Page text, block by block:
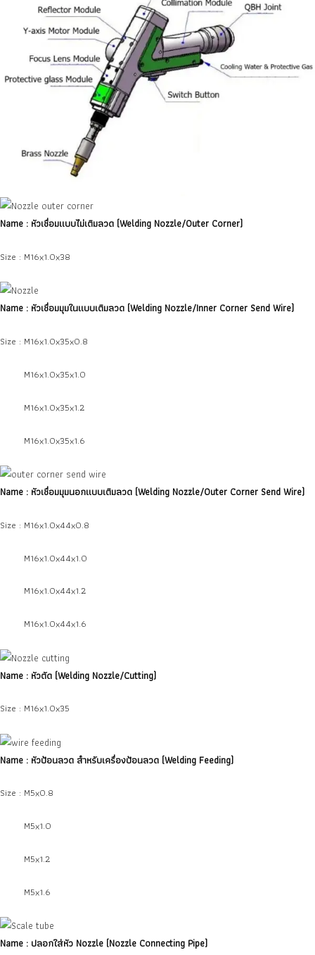
Name : หัวเชื่อมแบบไม่เติมลวด (Welding Nozzle/Outer Corner)
Size : M16x1.0x38
Name : หัวเชื่อมมุมในแบบเติมลวด (Welding Nozzle/Inner Corner Send Wire)
Size : M16x1.0x35x0.8
M16x1.0x35x1.0
M16x1.0x35x1.2
M16x1.0x35x1.6
Name : หัวเชื่อมมุมนอกแบบเติมลวด (Welding Nozzle/Outer Corner Send Wire)
Size : M16x1.0x44x0.8
M16x1.0x44x1.0
M16x1.0x44x1.2
M16x1.0x44x1.6
Name : หัวตัด (Welding Nozzle/Cutting)
Size : M16x1.0x35
Name : หัวป้อนลวด สำหรับเครื่องป้อนลวด (Welding Feeding)
Size : M5x0.8
M5x1.0
M5x1.2
M5x1.6
Name : ปลอกใส่หัว Nozzle (Nozzle Connecting Pipe)